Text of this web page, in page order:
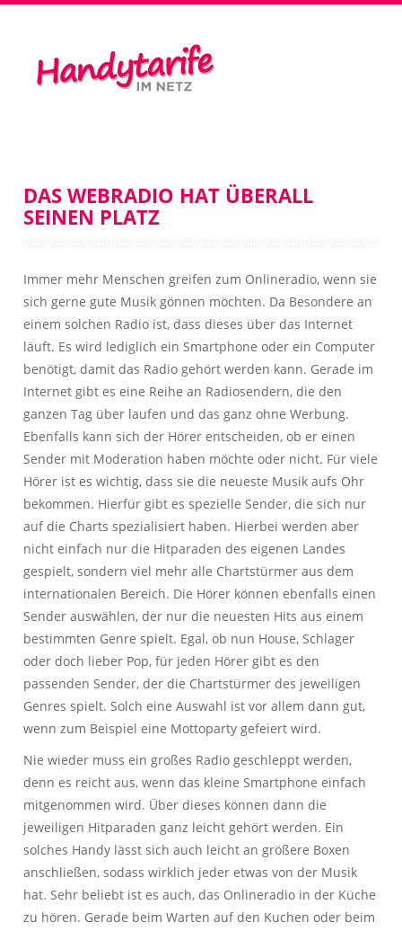
DAS WEBRADIO HAT ÜBERALL
SEINEN PLATZ
Immer mehr Menschen greifen zum Onlineradio, wenn sie
sich gerne gute Musik gönnen möchten. Da Besondere an
einem solchen Radio ist, dass dieses über das Internet
läuft. Es wird lediglich ein Smartphone oder ein Computer
benötigt, damit das Radio gehört werden kann. Gerade im
Internet gibt es eine Reihe an Radiosendern, die den
ganzen Tag über laufen und das ganz ohne Werbung.
Ebenfalls kann sich der Hörer entscheiden, ob er einen
Sender mit Moderation haben möchte oder nicht. Für viele
Hörer ist es wichtig, dass sie die neueste Musik aufs Ohr
bekommen. Hierfür gibt es spezielle Sender, die sich nur
auf die Charts spezialisiert haben. Hierbei werden aber
nicht einfach nur die Hitparaden des eigenen Landes
gespielt, sondern viel mehr alle Chartstürmer aus dem
internationalen Bereich. Die Hörer können ebenfalls einen
Sender auswählen, der nur die neuesten Hits aus einem
bestimmten Genre spielt. Egal, ob nun House, Schlager
oder doch lieber Pop, für jeden Hörer gibt es den
passenden Sender, der die Chartstürmer des jeweiligen
Genres spielt. Solch eine Auswahl ist vor allem dann gut,
wenn zum Beispiel eine Mottoparty gefeiert wird.
Nie wieder muss ein großes Radio geschleppt werden,
denn es reicht aus, wenn das kleine Smartphone einfach
mitgenommen wird. Über dieses können dann die
jeweiligen Hitparaden ganz leicht gehört werden. Ein
solches Handy lässt sich auch leicht an größere Boxen
anschließen, sodass wirklich jeder etwas von der Musik
hat. Sehr beliebt ist es auch, das Onlineradio in der Küche
zu hören. Gerade beim Warten auf den Kuchen oder beim